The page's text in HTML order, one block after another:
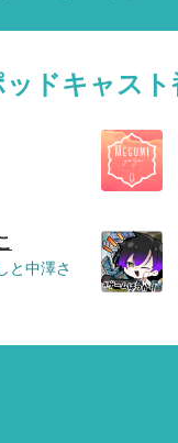
ドキャス
と中澤さ